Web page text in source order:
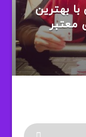
بهترین
معتبر